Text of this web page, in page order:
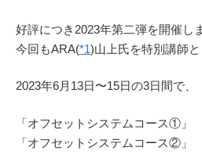
好評につき2023年第二弾を開催し
今回もARA(*1)山上氏を特別講師と
2023年6月13日〜15日の3日間で、
「オフセットシステムコース①」
「オフセットシステムコース②」